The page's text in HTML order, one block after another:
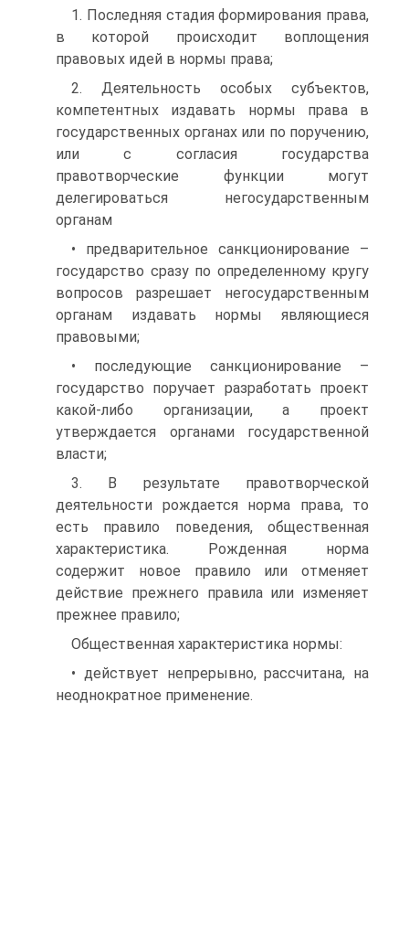
1. Последняя стадия формирования права,
в которой происходит воплощения
правовых идей в нормы права;
2. Деятельность особых субъектов,
компетентных издавать нормы права в
государственных органах или по поручению,
или с согласия государства
правотворческие функции могут
делегироваться негосударственным
органам
• предварительное санкционирование –
государство сразу по определенному кругу
вопросов разрешает негосударственным
органам издавать нормы являющиеся
правовыми;
• последующие санкционирование –
государство поручает разработать проект
какой-либо организации, а проект
утверждается органами государственной
власти;
3. В результате правотворческой
деятельности рождается норма права, то
есть правило поведения, общественная
характеристика. Рожденная норма
содержит новое правило или отменяет
действие прежнего правила или изменяет
прежнее правило;
Общественная характеристика нормы:
• действует непрерывно, рассчитана, на
неоднократное применение.